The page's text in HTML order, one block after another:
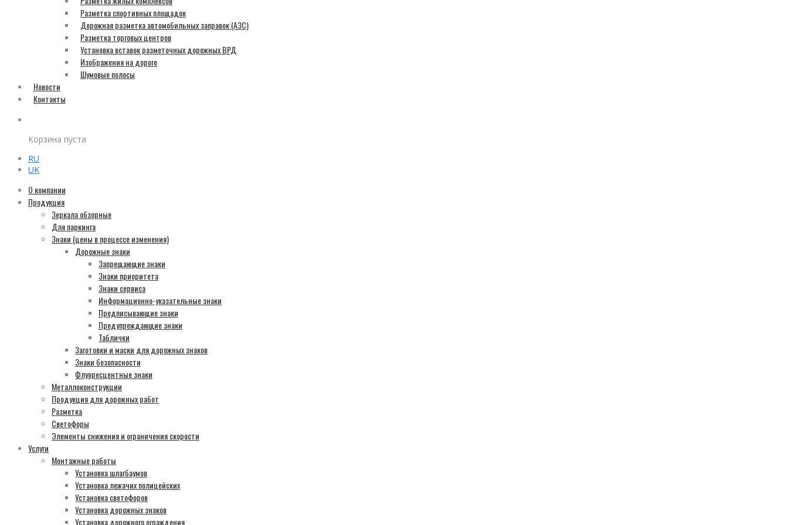
Разметка спортивных площадок
Дорожная разметка автомобильных заправок (АЗС)
Разметка торговых центров
Установка вставок разметочных дорожных ВРД
Изображения на дороге
Шумовые полосы
Новости
Контакты
Корзина пуста
RU
UK
О компании
Продукция
Зеркала обзорные
Для паркинга
Знаки (цены в процессе изменения)
Дорожные знаки
Запрещающие знаки
Знаки приоритета
Знаки сервиса
Информационно-указательные знаки
Предписывающие знаки
Предупреждающие знаки
Таблички
Заготовки и маски для дорожных знаков
Знаки безопасности
Флуоресцентные знаки
Металлоконструкции
Продукция для дорожных работ
Разметка
Светофоры
Элементы снижения и ограничения скорости
Услуги
Монтажные работы
Установка шлагбаумов
Установка лежачих полицейских
Установка светофоров
Установка дорожных знаков
Установка дорожного ограждения